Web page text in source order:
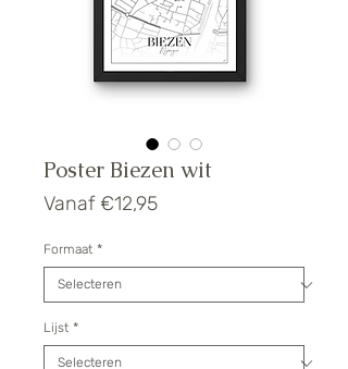
Poster Biezen wit
Vanaf €12,95Verkoopprijs
Formaat *
Lijst *